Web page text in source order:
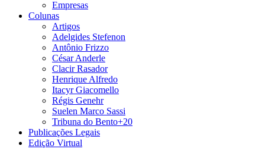
Empresas
Colunas
Artigos
Adelgides Stefenon
Antônio Frizzo
César Anderle
Clacir Rasador
Henrique Alfredo
Itacyr Giacomello
Régis Genehr
Suelen Marco Sassi
Tribuna do Bento+20
Publicações Legais
Edição Virtual